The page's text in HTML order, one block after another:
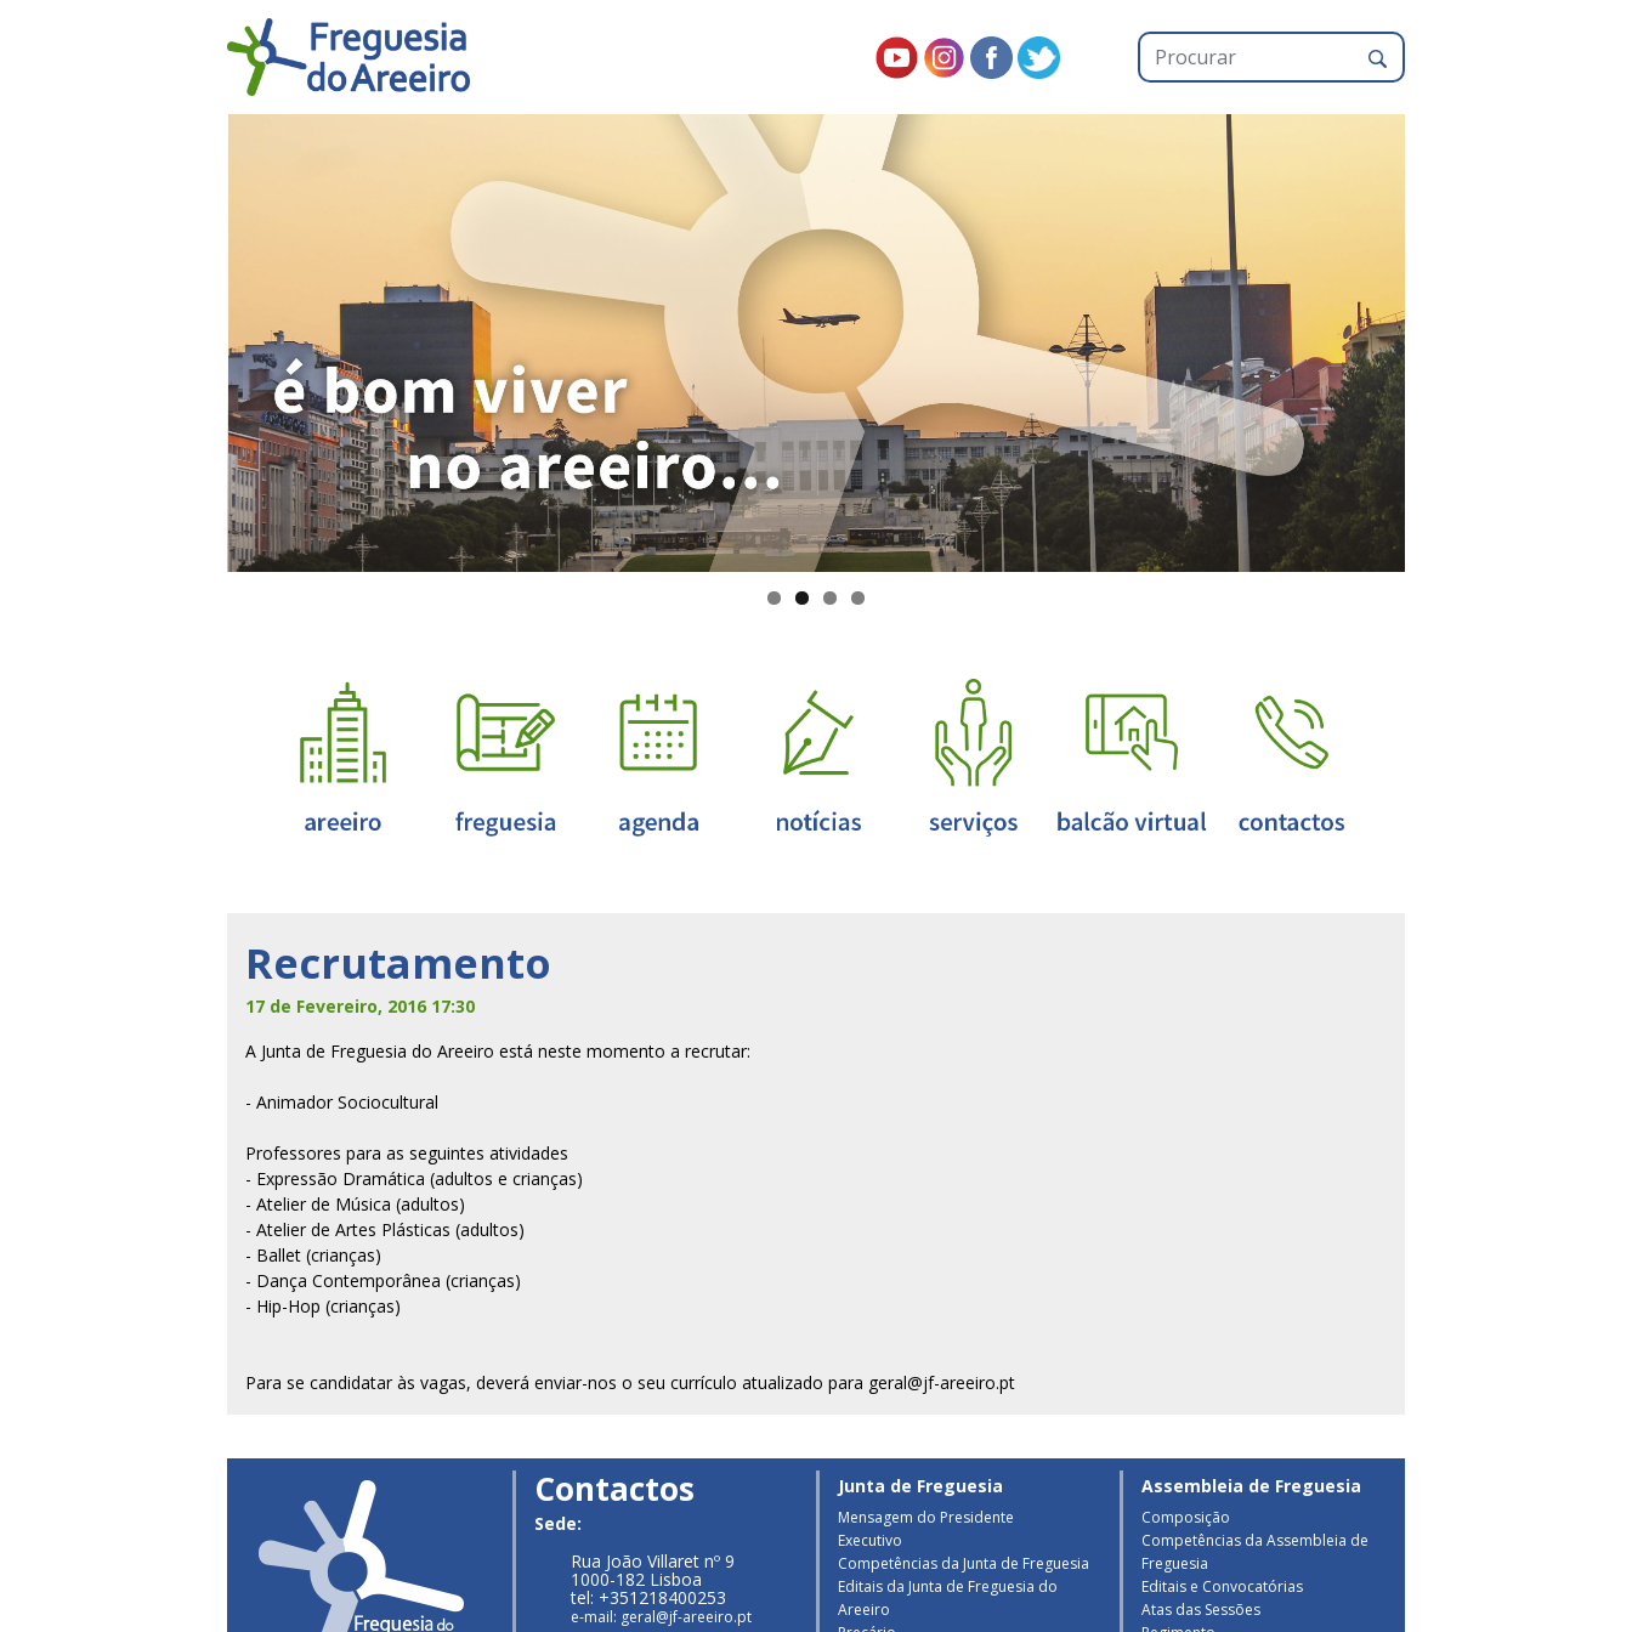
Recrutamento
17 de Fevereiro, 2016 17:30
A Junta de Freguesia do Areeiro está neste momento a recrutar:
- Animador Sociocultural
Professores para as seguintes atividades
- Expressão Dramática (adultos e crianças)
- Atelier de Música (adultos)
- Atelier de Artes Plásticas (adultos)
- Ballet (crianças)
- Dança Contemporânea (crianças)
- Hip-Hop (crianças)
Para se candidatar às vagas, deverá enviar-nos o seu currículo atualizado para geral@jf-areeiro.pt
Contactos
Sede:
Rua João Villaret nº 9
1000-182 Lisboa
tel: +351218400253
e-mail: geral@jf-areeiro.pt
Junta de Freguesia
Mensagem do Presidente
Executivo
Competências da Junta de Freguesia
Editais da Junta de Freguesia do
Areeiro
Assembleia de Freguesia
Composição
Competências da Assembleia de
Freguesia
Editais e Convocatórias
Atas das Sessões